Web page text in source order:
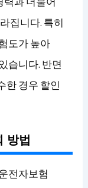
집니다. 특히
도가 높아
습니다. 반면
한 경우 할인
방법
전자보험